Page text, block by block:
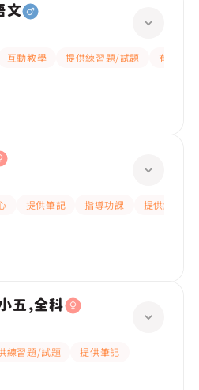
文
互動教學 提供練習題/試題
有愛心
提供筆記 指導功課
提供練習題
五,全科
練習題/試題
提供筆記